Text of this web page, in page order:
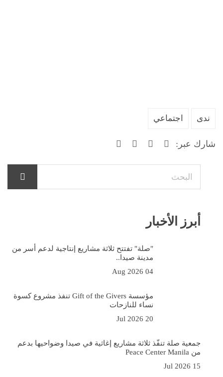
ندى اجتماعي
شارك عبر:
أبرز الأخبار
"صلة" تفتتح ثلاثة مشاريع إنتاجية لدعم أسر من
مدينة صيدا..
04 Aug 2026
مؤسسة Gift of the Givers تنفذ مشروع كسوة
نساء للنازحات
20 Jul 2026
جمعية صلة تنفّذ ثلاثة مشاريع إغاثية في صيدا وضواحيها بدعم
من Peace Center Manila
15 Jul 2026